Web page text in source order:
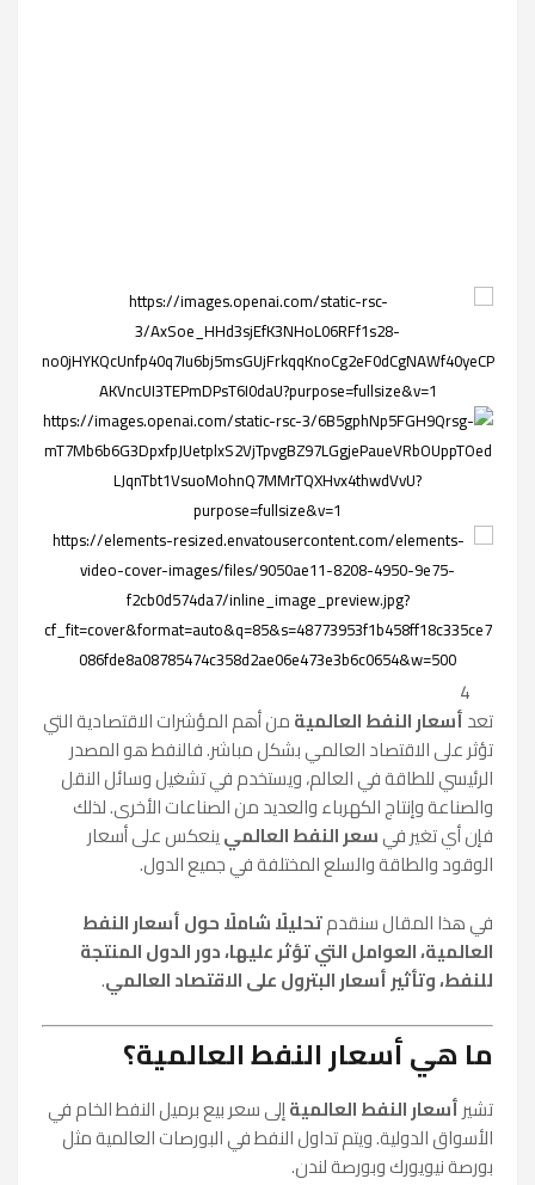
4
تعدأسعار النفط العالميةمن أهم المؤشرات الاقتصادية التي
تؤثر على الاقتصاد العالمي بشكل مباشر. فالنفط هو المصدر
الرئيسي للطاقة في العالم، ويستخدم في تشغيل وسائل النقل
والصناعة وإنتاج الكهرباء والعديد من الصناعات الأخرى. لذلك
فإن أي تغير فيسعر النفط العالميينعكس على أسعار
الوقود والطاقة والسلع المختلفة في جميع الدول.
في هذا المقال سنقدمتحليلًا شاملًا حول أسعار النفط
العالمية، العوامل التي تؤثر عليها، دور الدول المنتجة
للنفط، وتأثير أسعار البترول على الاقتصاد العالمي.
ما هي أسعار النفط العالمية؟
تشيرأسعار النفط العالميةإلى سعر بيع برميل النفط الخام في
الأسواق الدولية. ويتم تداول النفط في البورصات العالمية مثل
بورصة نيويورك وبورصة لندن.